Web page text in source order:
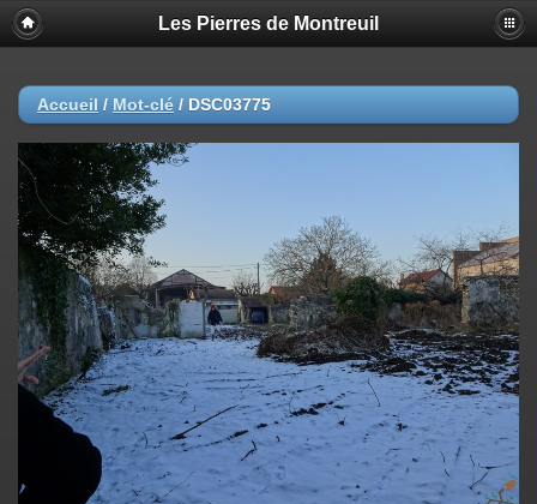
Les Pierres de Montreuil
Accueil / Mot-clé / DSC03775